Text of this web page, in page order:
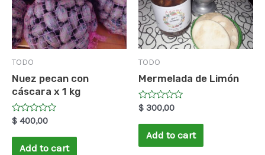
TODO
Nuez pecan con
cáscara x 1 kg
Rated
0
out
$ 400,00
Add to cart
TODO
Mermelada de Limón
Rated
0
out
$ 300,00
Add to cart